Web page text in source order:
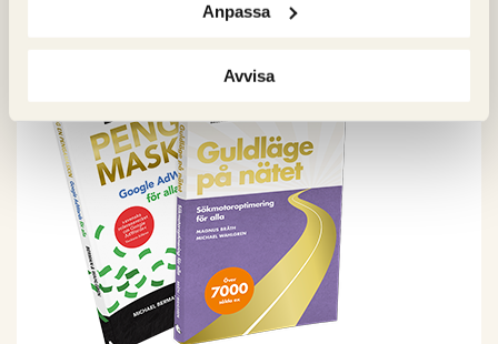
Anpassa
Avvisa